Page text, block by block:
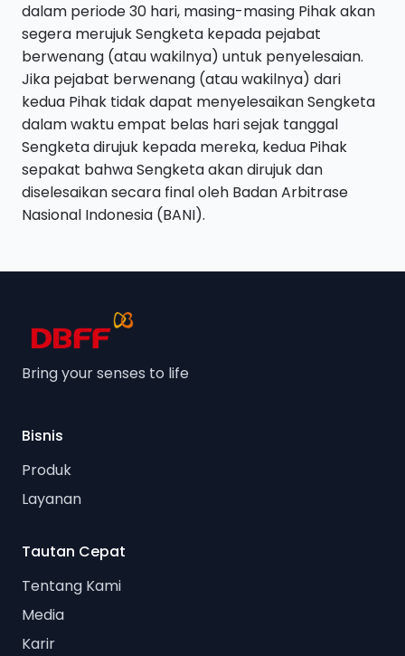
dalam periode 30 hari, masing-masing Pihak akan
segera merujuk Sengketa kepada pejabat
berwenang (atau wakilnya) untuk penyelesaian.
Jika pejabat berwenang (atau wakilnya) dari
kedua Pihak tidak dapat menyelesaikan Sengketa
dalam waktu empat belas hari sejak tanggal
Sengketa dirujuk kepada mereka, kedua Pihak
sepakat bahwa Sengketa akan dirujuk dan
diselesaikan secara final oleh Badan Arbitrase
Nasional Indonesia (BANI).
Bring your senses to life
Bisnis
Produk
Layanan
Tautan Cepat
Tentang Kami
Media
Karir